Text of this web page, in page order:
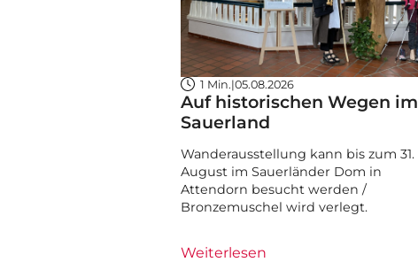
1 Min.|05.08.2026
Auf historischen Wegen im
Sauerland
Wanderausstellung kann bis zum 31.
August im Sauerländer Dom in
Attendorn besucht werden /
Bronzemuschel wird verlegt.
Weiterlesen